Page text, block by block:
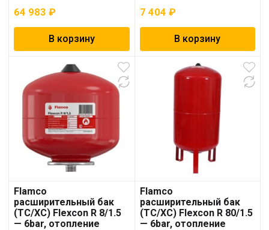
64 983 ₽
В корзину
7 404 ₽
В корзину
Flamco
расширительный бак
(ТС/ХС) Flexcon R 8/1.5
— 6bar, отопление
Flamco
расширительный бак
(ТС/ХС) Flexcon R 80/1.5
— 6bar, отопление